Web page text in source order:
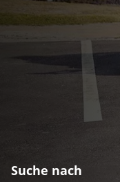
Suche nach